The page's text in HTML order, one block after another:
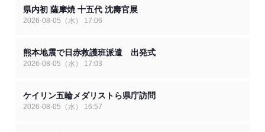
県内初 薩摩焼 十五代 沈壽官展
2026-08-05（水） 17:06
熊本地震で日赤救護班派遣 出発式
2026-08-05（水） 17:03
ケイリン五輪メダリストら県庁訪問
2026-08-05（水） 16:57